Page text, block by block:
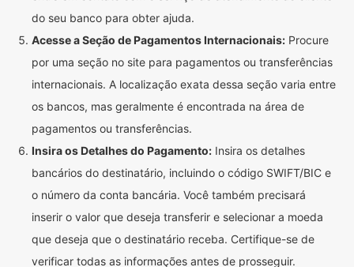
do seu banco para obter ajuda.
Acesse a Seção de Pagamentos Internacionais: Procure
por uma seção no site para pagamentos ou transferências
internacionais. A localização exata dessa seção varia entre
os bancos, mas geralmente é encontrada na área de
pagamentos ou transferências.
Insira os Detalhes do Pagamento: Insira os detalhes
bancários do destinatário, incluindo o código SWIFT/BIC e
o número da conta bancária. Você também precisará
inserir o valor que deseja transferir e selecionar a moeda
que deseja que o destinatário receba. Certifique-se de
verificar todas as informações antes de prosseguir.